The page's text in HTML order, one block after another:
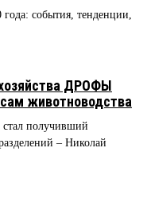
года: события, тенденции,
ДРОФЫ
животноводства
стал получивший
– Николай